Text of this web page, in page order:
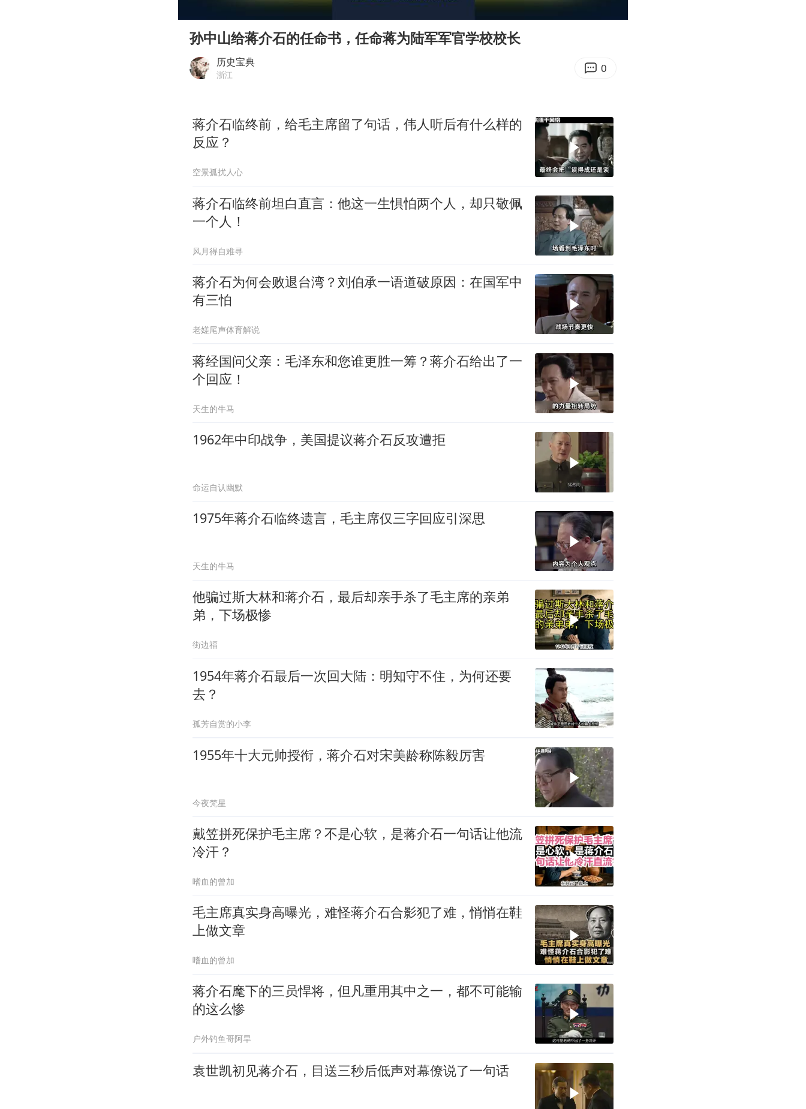
村民谈“梅姨”：叫的其实是“媒姨”
中方回应日本广岛核爆81周年
龚宝冬烈士安葬仪式举行
孙中山给蒋介石的任命书，任命蒋为陆军军官学校校长
历史宝典
浙江 0
蒋介石临终前，给毛主席留了句话，伟人听后有什么样的
反应？
空景孤扰人心
蒋介石临终前坦白直言：他这一生惧怕两个人，却只敬佩
一个人！
风月得自难寻
蒋介石为何会败退台湾？刘伯承一语道破原因：在国军中
有三怕
老嫅尾声体育解说
蒋经国问父亲：毛泽东和您谁更胜一筹？蒋介石给出了一
个回应！
天生的牛马
1962年中印战争，美国提议蒋介石反攻遭拒
命运自认幽默
1975年蒋介石临终遗言，毛主席仅三字回应引深思
天生的牛马
他骗过斯大林和蒋介石，最后却亲手杀了毛主席的亲弟
弟，下场极惨
街边福
1954年蒋介石最后一次回大陆：明知守不住，为何还要
去？
孤芳自赏的小李
1955年十大元帅授衔，蒋介石对宋美龄称陈毅厉害
今夜梵星
戴笠拼死保护毛主席？不是心软，是蒋介石一句话让他流
冷汗？
嗜血的曾加
毛主席真实身高曝光，难怪蒋介石合影犯了难，悄悄在鞋
上做文章
嗜血的曾加
蒋介石麾下的三员悍将，但凡重用其中之一，都不可能输
的这么惨
户外钓鱼哥阿旱
袁世凯初见蒋介石，目送三秒后低声对幕僚说了一句话